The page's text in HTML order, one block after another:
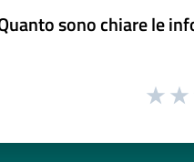
sono chiare le